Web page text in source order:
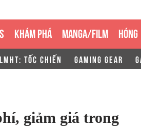
KHÁM PHÁ MANGA/FILM HÓNG
LMHT: TỐC CHIẾN GAMING GEAR
giảm giá trong